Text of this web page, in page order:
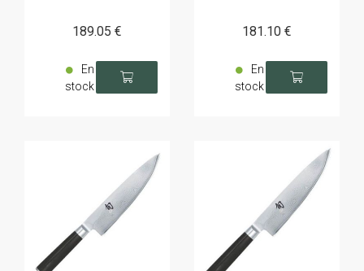
189.05 €
En
stock
181.10 €
En
stock